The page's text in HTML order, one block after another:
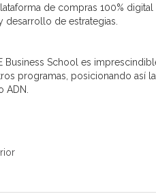
de compras 100%
desarrollo de estrategias.
Business School es
programas, posicionando así
ADN.